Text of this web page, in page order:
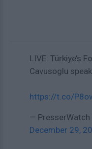
LIVE: Türkiye’s
Cavusoglu
https://t.co/
— PresserWatch
December 29,